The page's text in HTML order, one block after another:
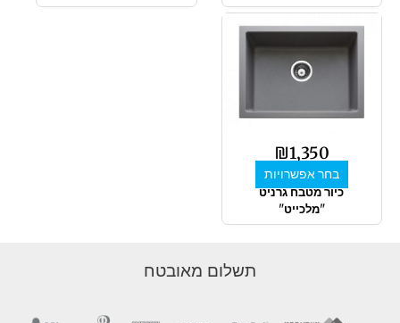
₪1,350
בחר אפשרויות
יש
מספר
ניתן
את
האפשרויות
בעמוד
כיור מטבח גרניט
"מלכייט"
תשלום מאובטח